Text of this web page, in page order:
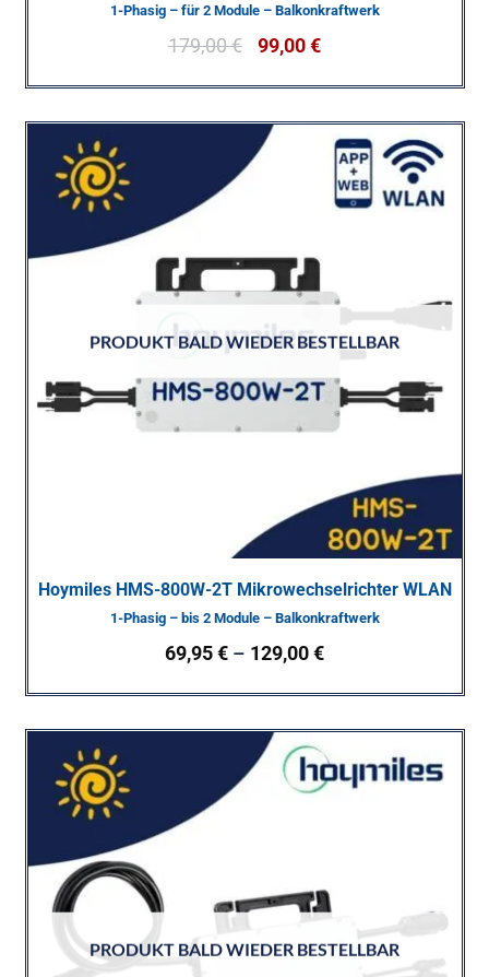
1-Phasig – für 2 Module – Balkonkraftwerk
179,00€ 99,00€
PRODUKT BALD WIEDER BESTELLBAR
Hoymiles HMS-800W-2T Mikrowechselrichter WLAN
1-Phasig – bis 2 Module – Balkonkraftwerk
69,95€ – 129,00€
PRODUKT BALD WIEDER BESTELLBAR